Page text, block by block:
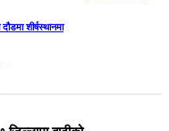
शीर्षस्थानमा